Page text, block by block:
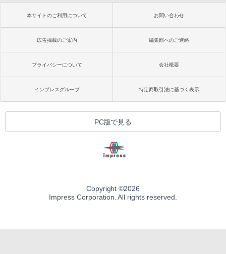
本サイトのご利用について お問い合わせ
広告掲載のご案内 編集部へのご連絡
プライバシーについて 会社概要
インプレスグループ 特定商取引法に基づく表示
PC版で見る
Copyright ©2026
Impress Corporation. All rights reserved.